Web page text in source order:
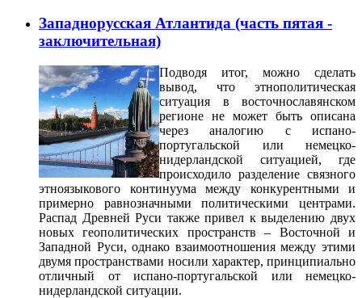
Западнорусская Атлантида (часть пятая -
заключительная)
Подводя итог, можно сделать
вывод, что этнополитическая
ситуация в восточнославянском
регионе не может быть описана
через аналогию с испано-
португальской или немецко-
нидерландской ситуацией, где
происходило разделение связного
этноязыкового континуума между конкурентными и
примерно равнозначными политическими центрами.
Распад Древней Руси также привел к выделению двух
новых геополитических пространств – Восточной и
Западной Руси, однако взаимоотношения между этими
двумя пространствами носили характер, принципиально
отличный от испано-португальской или немецко-
нидерландской ситуации.